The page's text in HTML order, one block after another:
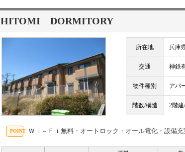
HITOMI DORMITORY
所在地 兵庫
交通 神鉄
物件種別 アパ
階数/構造 2階
Ｗｉ－Ｆｉ無料・オートロック・オール電化・設備充